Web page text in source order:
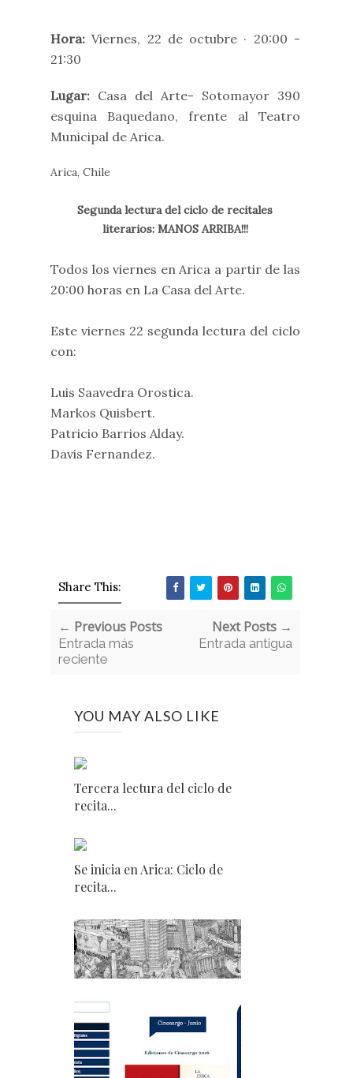
Hora: Viernes, 22 de octubre · 20:00 -
21:30
Lugar: Casa del Arte- Sotomayor 390
esquina Baquedano, frente al Teatro
Municipal de Arica.
Arica, Chile
Segunda lectura del ciclo de recitales
literarios: MANOS ARRIBA!!!
Todos los viernes en Arica a partir de las
20:00 horas en La Casa del Arte.
Este viernes 22 segunda lectura del ciclo
con:
Luis Saavedra Orostica.
Markos Quisbert.
Patricio Barrios Alday.
Davis Fernandez.
Share This:
← Previous Posts
Entrada más
reciente
Next Posts →
Entrada antigua
YOU MAY ALSO LIKE
Tercera lectura del ciclo de
recita...
Se inicia en Arica: Ciclo de
recita...